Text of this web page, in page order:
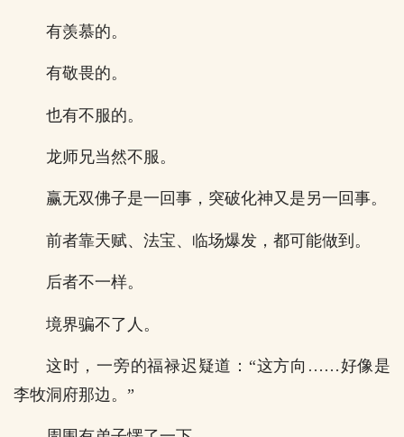
有羡慕的。
有敬畏的。
也有不服的。
龙师兄当然不服。
赢无双佛子是一回事，突破化神又是另一回事。
前者靠天赋、法宝、临场爆发，都可能做到。
后者不一样。
境界骗不了人。
这时，一旁的福禄迟疑道：“这方向……好像是
李牧洞府那边。”